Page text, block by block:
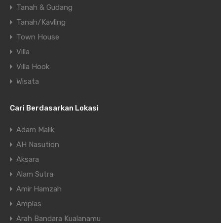
Tanah & Gudang
Tanah/Kavling
Town House
Villa
Villa Hook
Wisata
Cari Berdasarkan Lokasi
Adam Malik
AH Nasution
Aksara
Alam Sutra
Amir Hamzah
Amplas
Arah Bandara Kualanamu